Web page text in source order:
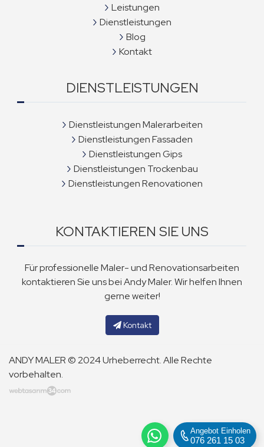
Leistungen
Dienstleistungen
Blog
Kontakt
DIENSTLEISTUNGEN
Dienstleistungen Malerarbeiten
Dienstleistungen Fassaden
Dienstleistungen Gips
Dienstleistungen Trockenbau
Dienstleistungen Renovationen
KONTAKTIEREN SIE UNS
Für professionelle Maler- und Renovationsarbeiten
kontaktieren Sie uns bei Andy Maler. Wir helfen Ihnen
gerne weiter!
Kontakt
ANDY MALER © 2024 Urheberrecht. Alle Rechte
vorbehalten.
Angebot Einholen
076 261 15 03